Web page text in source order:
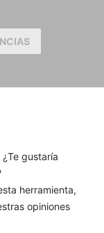
gustaría
herramienta,
opiniones